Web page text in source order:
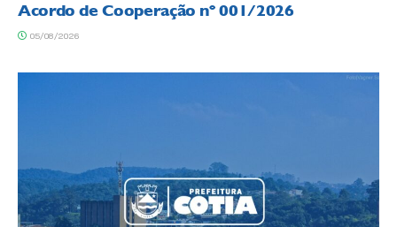
Acordo de Cooperação nº 001/2026
05/08/2026